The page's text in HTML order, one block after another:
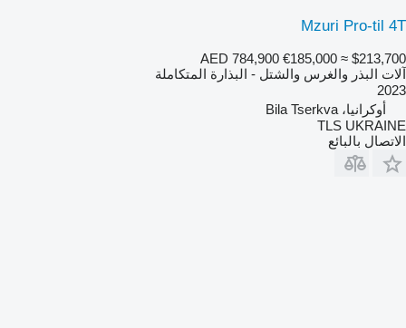
Mzuri Pro-til 4T
AED 784,900 €185,000 ≈ $213,700
آلات البذر والغرس والشتل - البذارة المتكاملة
2023
أوكرانيا، Bila Tserkva
TLS UKRAINE
الاتصال بالبائع